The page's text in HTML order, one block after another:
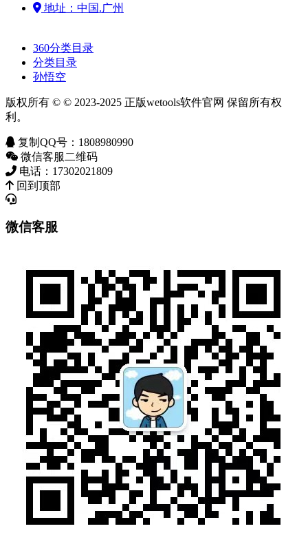
地址：中国.广州
360分类目录
分类目录
孙悟空
版权所有 © © 2023-2025 正版wetools软件官网 保留所有权
利。
复制QQ号：1808980990
微信客服二维码
电话：17302021809
回到顶部
微信客服